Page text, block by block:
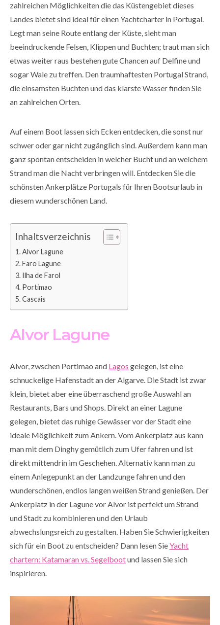
zahlreichen Möglichkeiten die das Küstengebiet dieses
Landes bietet sind ideal für einen Yachtcharter in Portugal.
Legt man seine Route entlang der Küste, sieht man
beeindruckende Felsen, Klippen und Buchten; traut man sich
etwas weiter raus bestehen gute Chancen auf Delfine und
sogar Wale zu treffen. Den traumhaftesten Portugal Strand,
die einsamsten Buchten und das klarste Wasser finden Sie
an zahlreichen Orten.
Auf einem Boot lassen sich Ecken entdecken, die sonst nur
schwer oder gar nicht zugänglich sind. Außerdem kann man
ganz spontan entscheiden in welcher Bucht und an welchem
Strand man die Nacht verbringen will. Entdecken Sie die
schönsten Ankerplätze Portugals für Ihren Bootsurlaub in
diesem wunderschönen Land.
Inhaltsverzeichnis
Alvor Lagune
Faro Lagune
Ilha de Farol
Portimao
Cascais
Alvor Lagune
Alvor, zwschen Portimao and Lagos gelegen, ist eine
schnuckelige Hafenstadt an der Algarve. Die Stadt ist zwar
klein, bietet aber eine überraschend große Auswahl an
Restaurants, Bars und Shops. Direkt an einer Lagune
gelegen, bietet das ruhige Gewässer vor der Stadt eine
ideale Möglichkeit zum Ankern. Vom Ankerplatz aus kann
man mit dem Dinghy gemütlich zum Ufer fahren und ist
direkt mittendrin im Geschehen. Alternativ kann man zu
einem Anlegepunkt an der Landzunge fahren und den
wunderschönen, endlos langen weißen Strand genießen. Der
Ankerplatz in der Lagune vor Alvor ist perfekt um Strand
und Stadt zu kombinieren und den Urlaub
abwechslungsreich zu gestalten. Haben Sie Schwierigkeiten
sich für ein Boot zu entscheiden? Dann lesen SieYacht
chartern: Katamaran vs. Segelbootund lassen Sie sich
inspirieren.